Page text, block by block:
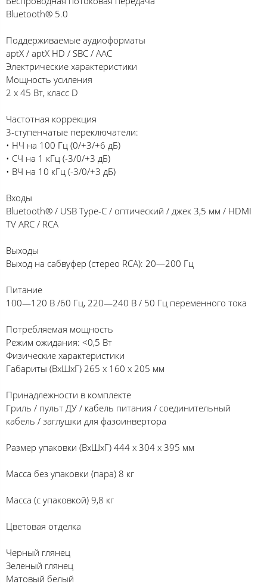
Bluetooth® 5.0
Поддерживаемые аудиоформаты
aptX / aptX HD / SBC / AAC
Электрические характеристики
Мощность усиления
2 x 45 Вт, класс D
Частотная коррекция
3-ступенчатые переключатели:
• НЧ на 100 Гц (0/+3/+6 дБ)
• СЧ на 1 кГц (-3/0/+3 дБ)
• ВЧ на 10 кГц (-3/0/+3 дБ)
Входы
Bluetooth® / USB Type-C / оптический / джек 3,5 мм / HDMI
TV ARC / RCA
Выходы
Выход на сабвуфер (стерео RCA): 20—200 Гц
Питание
100—120 В /60 Гц, 220—240 В / 50 Гц переменного тока
Потребляемая мощность
Режим ожидания: <0,5 Вт
Физические характеристики
Габариты (ВхШхГ) 265 x 160 x 205 мм
Принадлежности в комплекте
Гриль / пульт ДУ / кабель питания / соединительный
кабель / заглушки для фазоинвертора
Размер упаковки (ВхШхГ) 444 x 304 x 395 мм
Масса без упаковки (пара) 8 кг
Масса (с упаковкой) 9,8 кг
Цветовая отделка
Черный глянец
Зеленый глянец
Матовый белый